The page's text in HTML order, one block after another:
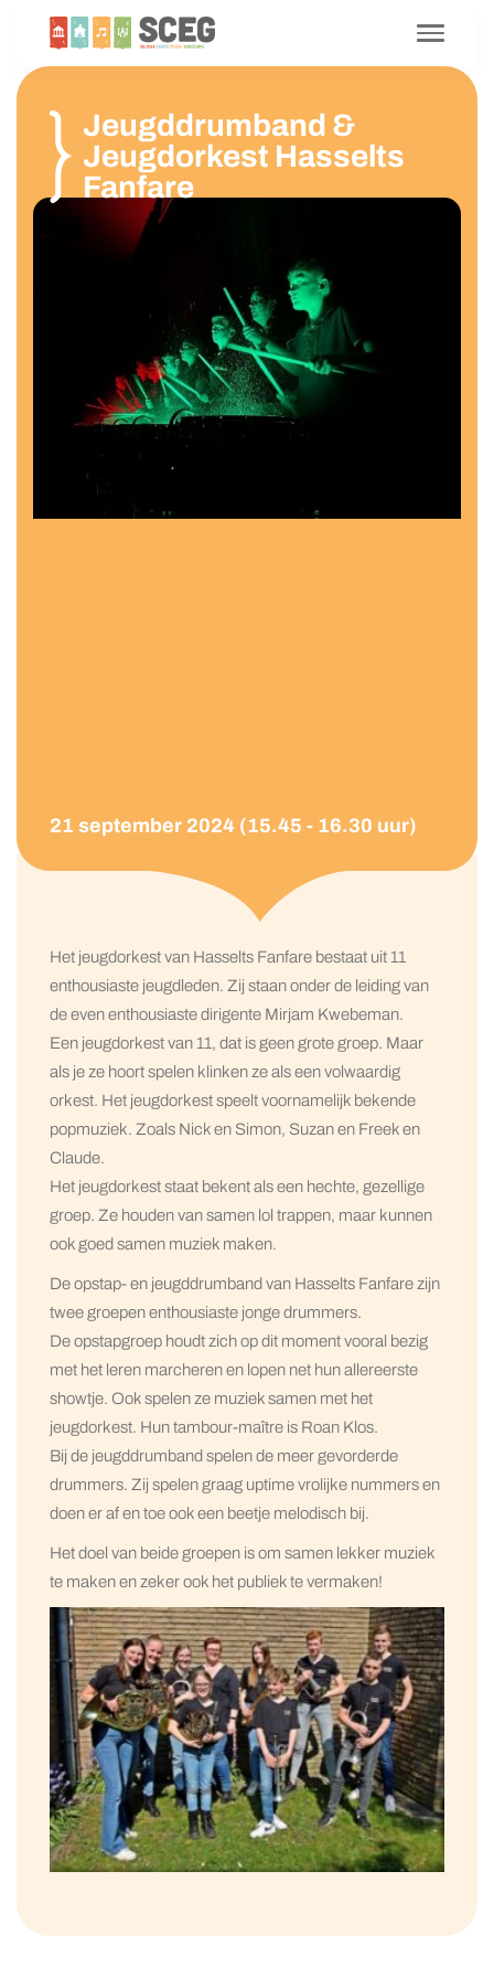
Jeugddrumband &
Jeugdorkest Hasselts
Fanfare
21 september 2024 (15.45 - 16.30 uur)
Het jeugdorkest van Hasselts Fanfare bestaat uit 11
enthousiaste jeugdleden. Zij staan onder de leiding van
de even enthousiaste dirigente Mirjam Kwebeman.
Een jeugdorkest van 11, dat is geen grote groep. Maar
als je ze hoort spelen klinken ze als een volwaardig
orkest. Het jeugdorkest speelt voornamelijk bekende
popmuziek. Zoals Nick en Simon, Suzan en Freek en
Claude.
Het jeugdorkest staat bekent als een hechte, gezellige
groep. Ze houden van samen lol trappen, maar kunnen
ook goed samen muziek maken.
De opstap- en jeugddrumband van Hasselts Fanfare zijn
twee groepen enthousiaste jonge drummers.
De opstapgroep houdt zich op dit moment vooral bezig
met het leren marcheren en lopen net hun allereerste
showtje. Ook spelen ze muziek samen met het
jeugdorkest. Hun tambour-maître is Roan Klos.
Bij de jeugddrumband spelen de meer gevorderde
drummers. Zij spelen graag uptime vrolijke nummers en
doen er af en toe ook een beetje melodisch bij.
Het doel van beide groepen is om samen lekker muziek
te maken en zeker ook het publiek te vermaken!